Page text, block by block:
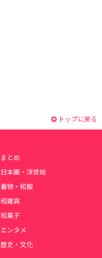
トップに戻る
まとめ
日本画・浮世絵
着物・和服
和雑貨
和菓子
エンタメ
歴史・文化